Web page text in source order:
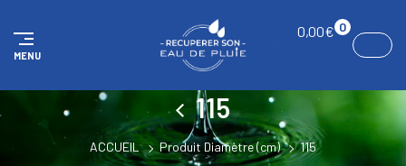
MENU
0,00€ 0
115
ACCUEIL Produit Diamètre (cm) 115